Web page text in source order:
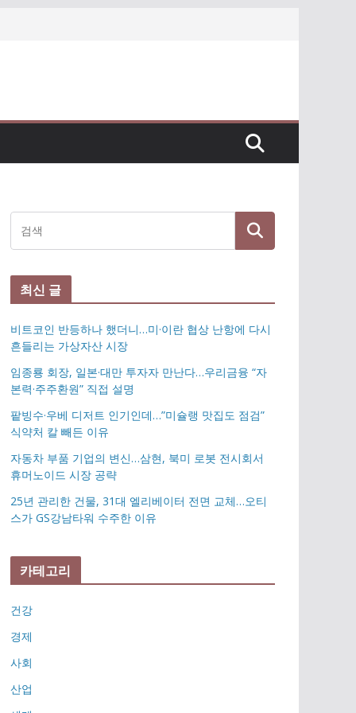
최신 글
비트코인 반등하나 했더니…미·이란 협상 난항에 다시
흔들리는 가상자산 시장
임종룡 회장, 일본·대만 투자자 만난다…우리금융 “자
본력·주주환원” 직접 설명
팥빙수·우베 디저트 인기인데…”미슐랭 맛집도 점검”
식약처 칼 빼든 이유
자동차 부품 기업의 변신…삼현, 북미 로봇 전시회서
휴머노이드 시장 공략
25년 관리한 건물, 31대 엘리베이터 전면 교체…오티
스가 GS강남타워 수주한 이유
카테고리
건강
경제
사회
산업